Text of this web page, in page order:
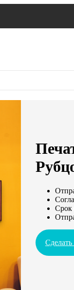
Срок
Сделать